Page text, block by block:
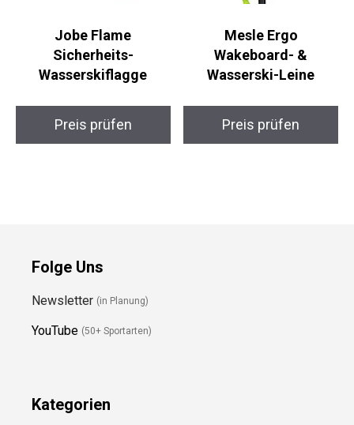
Jobe Flame
Sicherheits-
Wasserskiflagge
Preis prüfen
Mesle Ergo
Wakeboard- &
Wasserski-Leine
Preis prüfen
Folge Uns
Newsletter (in Planung)
YouTube (50+ Sportarten)
Kategorien